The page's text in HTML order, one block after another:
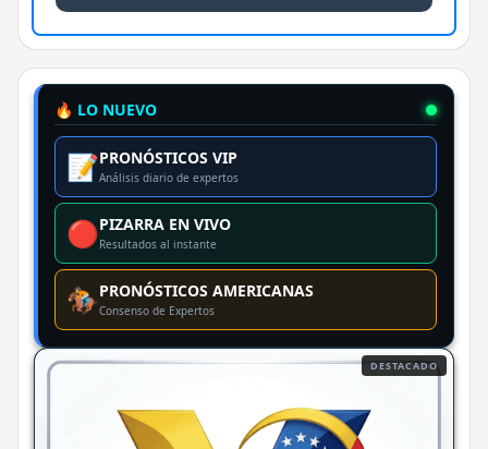
🔥 LO NUEVO
📝PRONÓSTICOS VIP
Análisis diario de expertos
🔴PIZARRA EN VIVO
Resultados al instante
🏇PRONÓSTICOS AMERICANAS
Consenso de Expertos
DESTACADO